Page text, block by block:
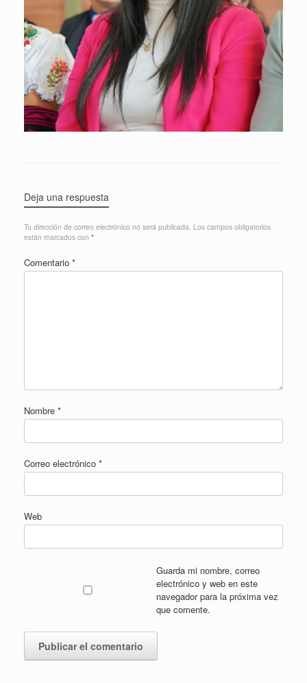
Deja una respuesta
Tu dirección de correo electrónico no será publicada. Los campos obligatorios
están marcados con *
Comentario *
Nombre *
Correo electrónico *
Web
Guarda mi nombre, correo
electrónico y web en este
navegador para la próxima vez
que comente.